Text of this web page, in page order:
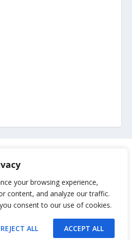
your browsing experience,
content, and analyze our traffic.
consent to our use of cookies.
REJECT ALL ACCEPT ALL